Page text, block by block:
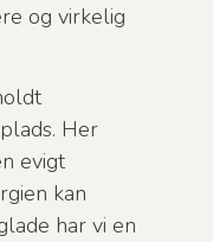
og virkelig
Her
evigt
kan
har vi en